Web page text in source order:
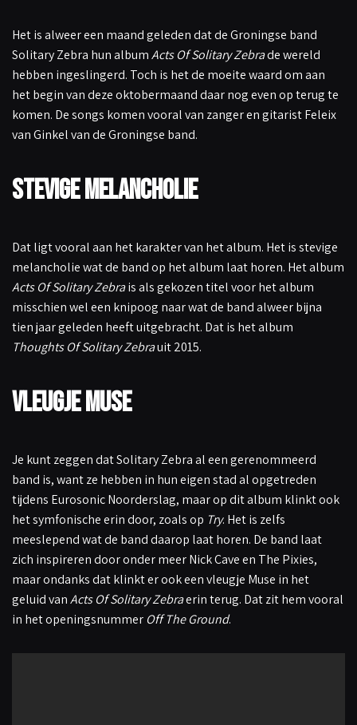
Het is alweer een maand geleden dat de Groningse band
Solitary Zebra hun albumActs Of Solitary Zebrade wereld
hebben ingeslingerd. Toch is het de moeite waard om aan
het begin van deze oktobermaand daar nog even op terug te
komen. De songs komen vooral van zanger en gitarist Feleix
van Ginkel van de Groningse band.
Stevige melancholie
Dat ligt vooral aan het karakter van het album. Het is stevige
melancholie wat de band op het album laat horen. Het album
Acts Of Solitary Zebrais als gekozen titel voor het album
misschien wel een knipoog naar wat de band alweer bijna
tien jaar geleden heeft uitgebracht. Dat is het album
Thoughts Of Solitary Zebrauit 2015.
Vleugje Muse
Je kunt zeggen dat Solitary Zebra al een gerenommeerd
band is, want ze hebben in hun eigen stad al opgetreden
tijdens Eurosonic Noorderslag, maar op dit album klinkt ook
het symfonische erin door, zoals op Try. Het is zelfs
meeslepend wat de band daarop laat horen. De band laat
zich inspireren door onder meer Nick Cave en The Pixies,
maar ondanks dat klinkt er ook een vleugje Muse in het
geluid vanActs Of Solitary Zebraerin terug. Dat zit hem vooral
in het openingsnummer Off The Ground.